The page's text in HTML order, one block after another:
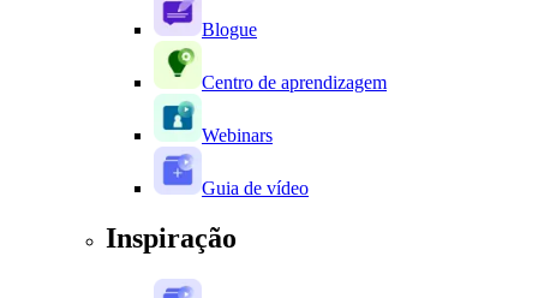
Blogue
Centro de aprendizagem
Webinars
Guia de vídeo
Inspiração